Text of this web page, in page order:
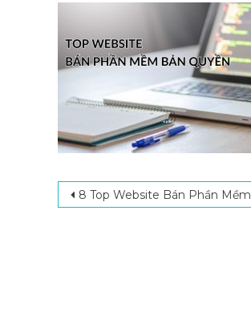
Post
8 Top Website Bán Phần Mềm Bản